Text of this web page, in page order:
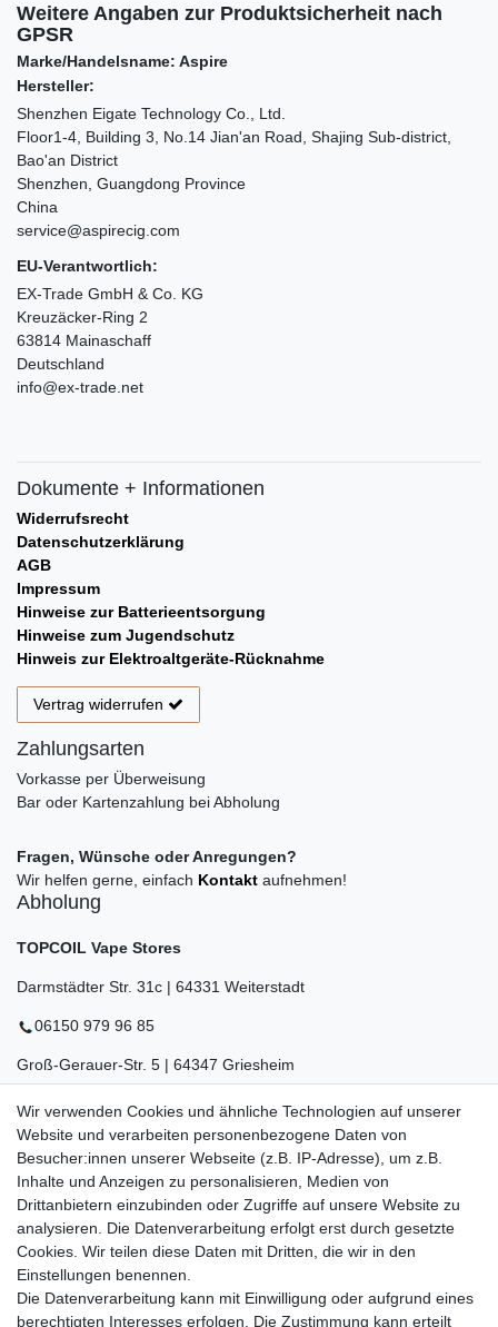
Weitere Angaben zur Produktsicherheit nach
GPSR
Marke/Handelsname: Aspire
Hersteller:
Shenzhen Eigate Technology Co., Ltd.
Floor1-4, Building 3, No.14 Jian'an Road, Shajing Sub-district,
Bao'an District
Shenzhen, Guangdong Province
China
service@aspirecig.com
EU-Verantwortlich:
EX-Trade GmbH & Co. KG
Kreuzäcker-Ring 2
63814 Mainaschaff
Deutschland
info@ex-trade.net
Dokumente + Informationen
Widerrufsrecht
Datenschutzerklärung
AGB
Impressum
Hinweise zur Batterieentsorgung
Hinweise zum Jugendschutz
Hinweis zur Elektroaltgeräte-Rücknahme
Vertrag widerrufen
Zahlungsarten
Vorkasse per Überweisung
Bar oder Kartenzahlung bei Abholung
Fragen, Wünsche oder Anregungen?
Wir helfen gerne, einfach Kontakt aufnehmen!
Abholung
TOPCOIL Vape Stores
Darmstädter Str. 31c | 64331 Weiterstadt
06150 979 96 85
Groß-Gerauer-Str. 5 | 64347 Griesheim
06155 834 88 58
Eberstädter Str. 21 | 64319 Pfungstadt
06157 984 88 55
Öffnungszeiten finden Sie hier: www.topcoil.de
E-MAIL **
Newsletter
Honig
Hiermit bestätige ich, dass ich dieDaten­schutz­erklärunggelesen habe.
Wir verwenden Cookies und ähnliche Technologien auf unserer
Website und verarbeiten personenbezogene Daten von
Besucher:innen unserer Webseite (z.B. IP-Adresse), um z.B.
Inhalte und Anzeigen zu personalisieren, Medien von
Drittanbietern einzubinden oder Zugriffe auf unsere Website zu
analysieren. Die Datenverarbeitung erfolgt erst durch gesetzte
Cookies. Wir teilen diese Daten mit Dritten, die wir in den
Einstellungen benennen.
Die Datenverarbeitung kann mit Einwilligung oder aufgrund eines
berechtigten Interesses erfolgen. Die Zustimmung kann erteilt